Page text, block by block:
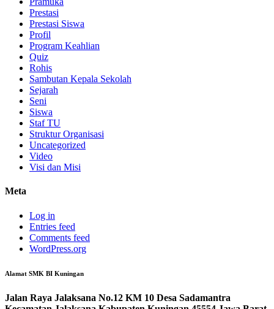
Prestasi
Prestasi Siswa
Profil
Program Keahlian
Quiz
Rohis
Sambutan Kepala Sekolah
Sejarah
Seni
Siswa
Staf TU
Struktur Organisasi
Uncategorized
Video
Visi dan Misi
Meta
Log in
Entries feed
Comments feed
WordPress.org
Alamat SMK BI Kuningan
Jalan Raya Jalaksana No.12 KM 10 Desa Sadamantra